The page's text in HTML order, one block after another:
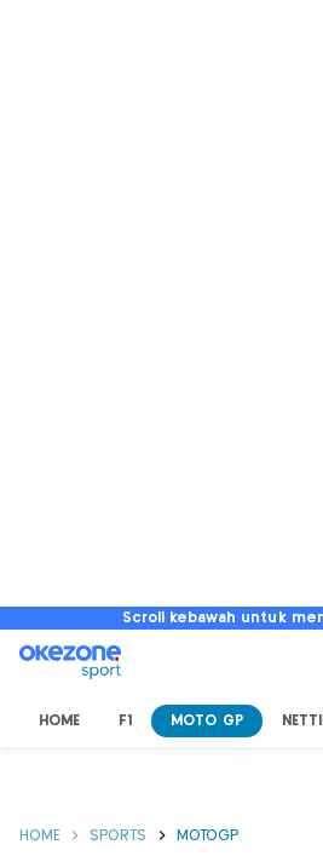
Scroll kebawah untuk
HOME F1 MOTO GP
HOME SPORTS MOTOGP